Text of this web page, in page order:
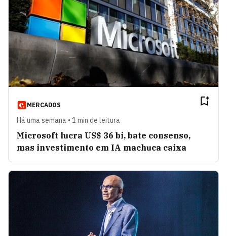
MERCADOS
Há uma semana • 1 min de leitura
Microsoft lucra US$ 36 bi, bate consenso,
mas investimento em IA machuca caixa